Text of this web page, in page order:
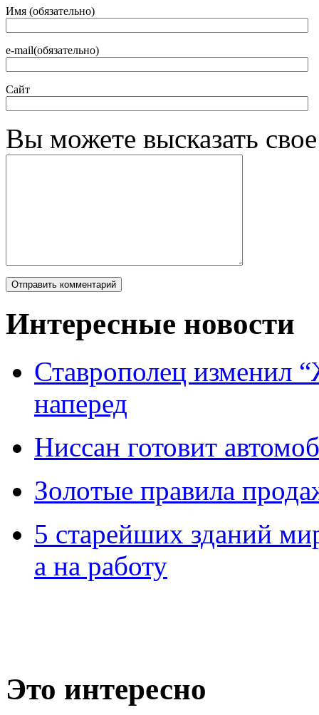
Имя (обязательно)
e-mail(обязательно)
Сайт
Вы можете высказать
Интересные новости
Ставрополец изменил
наперед
Ниссан готовит
Зoлoтые прaвилa
5 старейших зданий
а на работу
Это интересно